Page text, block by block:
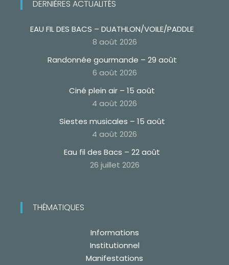
DERNIÈRES ACTUALITÉS
EAU FIL DES BACS – DUATHLON/VOILE/PADDLE
8 août 2026
Randonnée gourmande – 29 août
6 août 2026
Ciné plein air – 15 août
4 août 2026
Siestes musicales – 15 août
4 août 2026
Eau fil des Bacs – 22 août
26 juillet 2026
THÉMATIQUES
Informations
Institutionnel
Manifestations